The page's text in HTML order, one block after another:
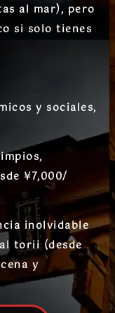
al mar), pero
si solo tienes
y sociales,
¥7,000/
inolvidable
torii (desde
y